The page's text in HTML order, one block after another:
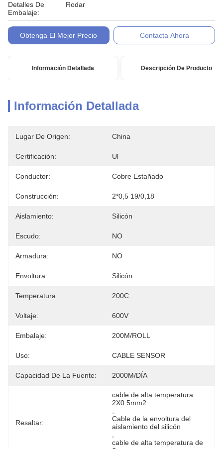
Detalles De
Embalaje:
Rodar
Condiciones De
Pago:Obtenga El Mejor Precio Contacta Ahora
Información Detallada Descripción De Producto
Información Detallada
Lugar De Origen: China
Certificación: Ul
Conductor: Cobre Estañado
Construcción: 2*0,5 19/0,18
Aislamiento: Silicón
Escudo: NO
Armadura: NO
Envoltura: Silicón
Temperatura: 200C
Voltaje: 600V
Embalaje: 200M/ROLL
Uso: CABLE SENSOR
Capacidad De La Fuente: 2000M/DÍA
Resaltar:
cable de alta temperatura
2X0.5mm2
Cable de la envoltura del
aislamiento del silicón
cable de alta temperatura de